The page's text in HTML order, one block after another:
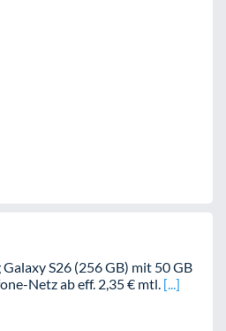
Galaxy S26 (256 GB) mit 50 GB
Netz ab eff. 2,35 € mtl.